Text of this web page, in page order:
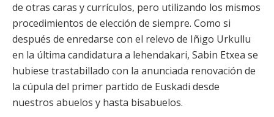
de otras caras y currículos, pero utilizando los mismos
procedimientos de elección de siempre. Como si
después de enredarse con el relevo de Iñigo Urkullu
en la última candidatura a lehendakari, Sabin Etxea se
hubiese trastabillado con la anunciada renovación de
la cúpula del primer partido de Euskadi desde
nuestros abuelos y hasta bisabuelos.